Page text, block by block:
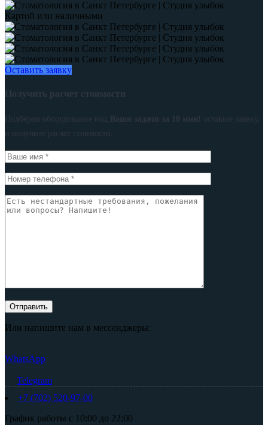
Картой или наличными
Оставить заявку
Получить расчет стоимости
Подберем оборудование под Ваши задачи за 10 мин! оставьте заявку,
и получите расчет стоимости.
Или напишите нам в мессенджеры:
WhatsApp
Telegram
+7 (702) 520-97-00
График работы с 10:00 до 22:00